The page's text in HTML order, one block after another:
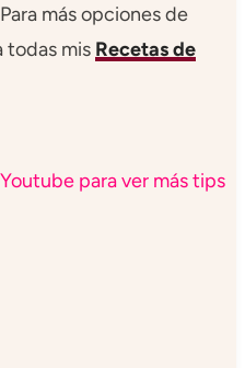
más opciones de
todas mis Recetas de
para ver más tips